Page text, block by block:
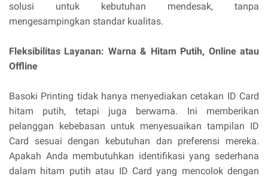
solusi untuk kebutuhan mendesak, tanpa
mengesampingkan standar kualitas.
Fleksibilitas Layanan: Warna & Hitam Putih, Online atau
Offline
Basoki Printing tidak hanya menyediakan cetakan ID Card
hitam putih, tetapi juga berwarna. Ini memberikan
pelanggan kebebasan untuk menyesuaikan tampilan ID
Card sesuai dengan kebutuhan dan preferensi mereka.
Apakah Anda membutuhkan identifikasi yang sederhana
dalam hitam putih atau ID Card yang mencolok dengan